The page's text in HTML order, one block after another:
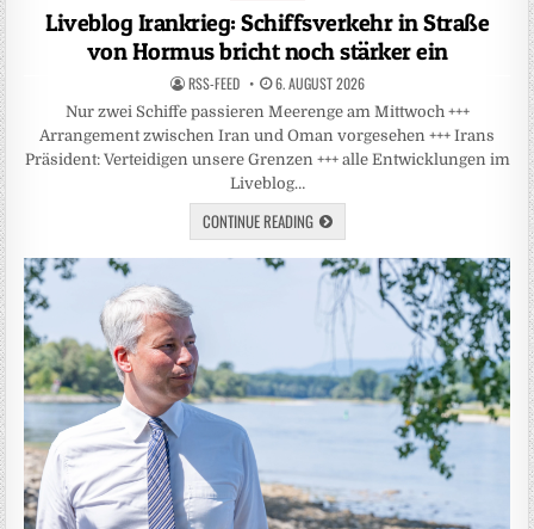
in
Liveblog Irankrieg: Schiffsverkehr in Straße
von Hormus bricht noch stärker ein
RSS-FEED 6. AUGUST 2026
Nur zwei Schiffe passieren Meerenge am Mittwoch +++
Arrangement zwischen Iran und Oman vorgesehen +++ Irans
Präsident: Verteidigen unsere Grenzen +++ alle Entwicklungen im
Liveblog…
CONTINUE READING